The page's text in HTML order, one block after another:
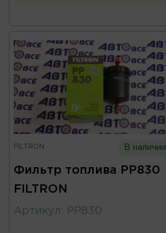
FILTRON В наличии
Фильтр топлива PP830
FILTRON
Артикул : PP830